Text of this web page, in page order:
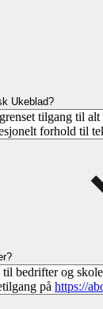
Ukeblad?
tilgang til
forhold til
bedrifter og
på https://